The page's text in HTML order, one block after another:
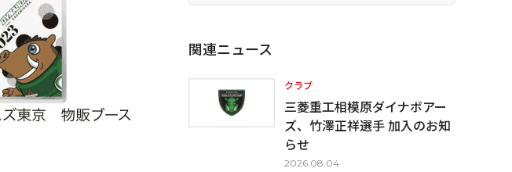
関連ニュース
クラブ
三菱重工相模原ダイナボアー
ズ、竹澤正祥選手 加入のお知
らせ
2026.08.04